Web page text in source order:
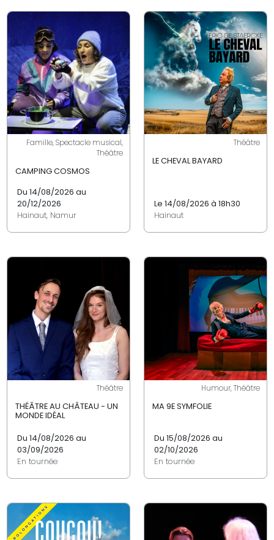
Famille, Spectacle musical,
Théâtre
CAMPING COSMOS
Du 14/08/2026 au
20/12/2026
Hainaut, Namur
Théâtre
LE CHEVAL BAYARD
Le 14/08/2026 à 18h30
Hainaut
Théâtre
THÉÂTRE AU CHÂTEAU - UN
MONDE IDÉAL
Du 14/08/2026 au
03/09/2026
En tournée
Humour, Théâtre
MA 9E SYMFOLIE
Du 15/08/2026 au
02/10/2026
En tournée